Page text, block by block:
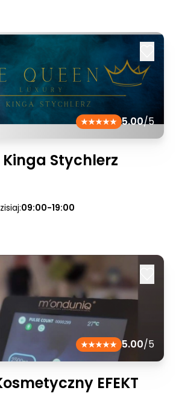
5.00/5
Kinga Stychlerz
09:00-19:00
5.00/5
EFEKT